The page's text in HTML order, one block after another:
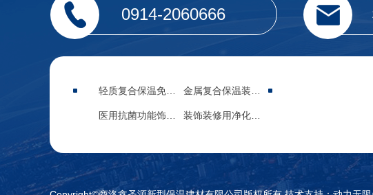
0914-2060666
轻质复合保温免拆模板 金属复合保温装饰集成板
医用抗菌功能饰面材料 装饰装修用净化功能板